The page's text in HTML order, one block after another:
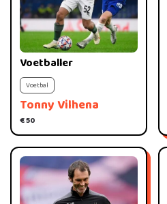
Tonny Vilhena
Voetballer
€ 50
Voetbal